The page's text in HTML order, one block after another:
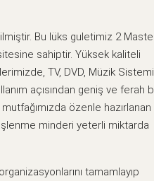
Bu lüks guletimiz 2
sahiptir. Yüksek kaliteli
TV, DVD, Müzik
açısından geniş ve ferah
özenle hazırlanan
minderi yeterli miktarda
tamamlayıp